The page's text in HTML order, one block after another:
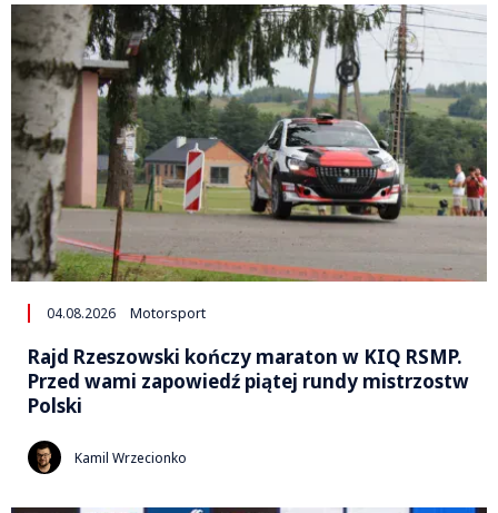
04.08.2026 Motorsport
Rajd Rzeszowski kończy maraton w KIQ RSMP.
Przed wami zapowiedź piątej rundy mistrzostw
Polski
Kamil Wrzecionko